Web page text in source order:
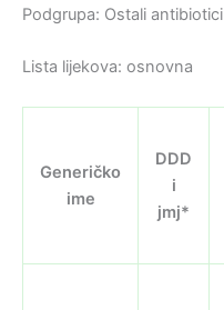
Podgrupa: Ostali antibiotici
Lista lijekova: osnovna
Generičko
ime
DDD
i
jmj*